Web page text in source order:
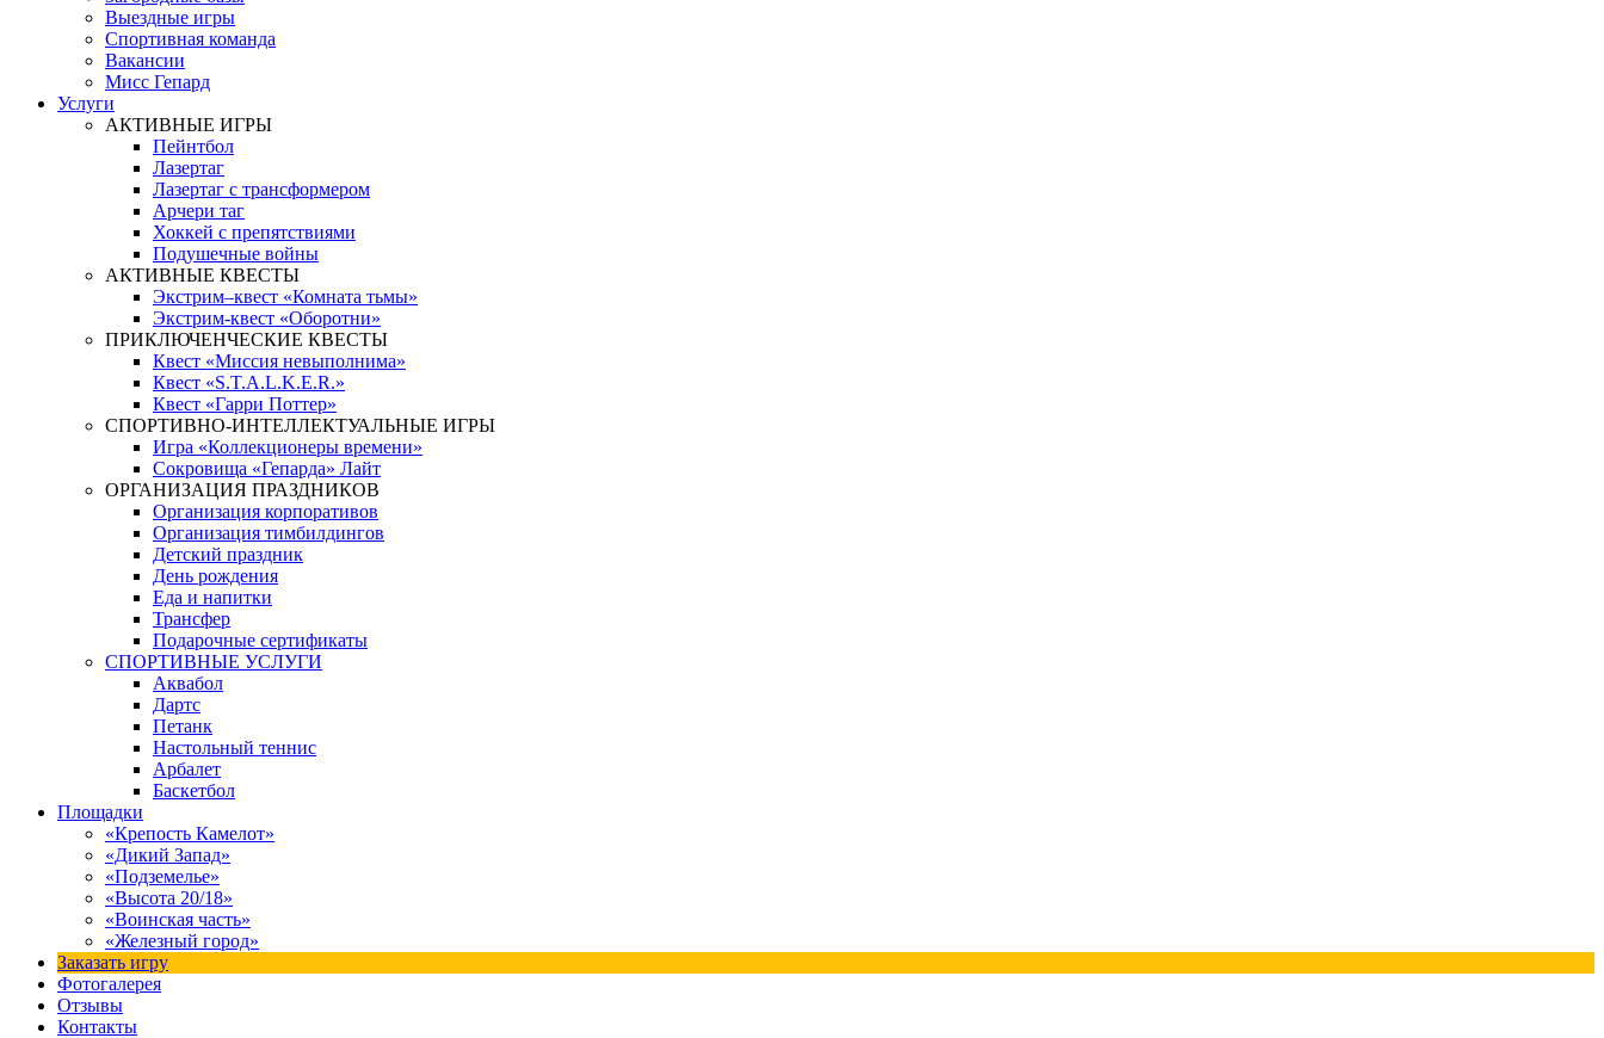
Выездные игры
Спортивная команда
Вакансии
Мисс Гепард
Услуги
АКТИВНЫЕ ИГРЫ
Пейнтбол
Лазертаг
Лазертаг с трансформером
Арчери таг
Хоккей с препятствиями
Подушечные войны
АКТИВНЫЕ КВЕСТЫ
Экстрим–квест «Комната тьмы»
Экстрим-квест «Оборотни»
ПРИКЛЮЧЕНЧЕСКИЕ КВЕСТЫ
Квест «Миссия невыполнима»
Квест «S.T.A.L.K.E.R.»
Квест «Гарри Поттер»
СПОРТИВНО-ИНТЕЛЛЕКТУАЛЬНЫЕ ИГРЫ
Игра «Коллекционеры времени»
Сокровища «Гепарда» Лайт
ОРГАНИЗАЦИЯ ПРАЗДНИКОВ
Организация корпоративов
Организация тимбилдингов
Детский праздник
День рождения
Еда и напитки
Трансфер
Подарочные сертификаты
СПОРТИВНЫЕ УСЛУГИ
Аквабол
Дартс
Петанк
Настольный теннис
Арбалет
Баскетбол
Площадки
«Крепость Камелот»
«Дикий Запад»
«Подземелье»
«Высота 20/18»
«Воинская часть»
«Железный город»
Заказать игру
Фотогалерея
Отзывы
Контакты